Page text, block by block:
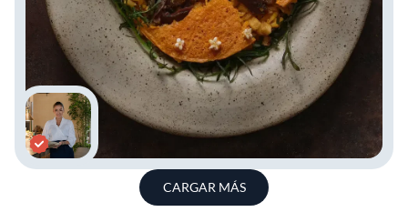
CARGAR MÁS